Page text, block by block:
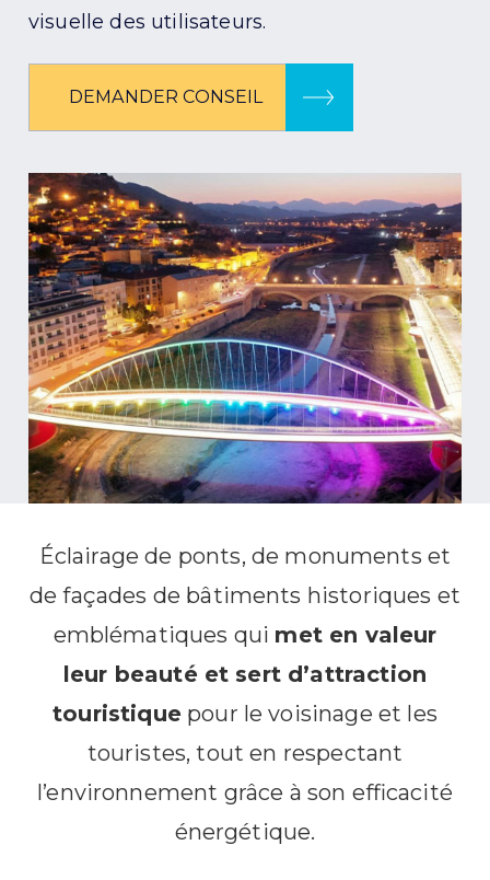
visuelle des utilisateurs.
DEMANDER CONSEIL
Éclairage de ponts, de monuments et
de façades de bâtiments historiques et
emblématiques qui met en valeur
leur beauté et sert d’attraction
touristiquepour le voisinage et les
touristes, tout en respectant
l’environnement grâce à son efficacité
énergétique.